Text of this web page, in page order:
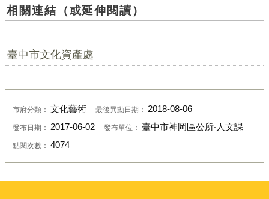
相關連結（或延伸閱讀）
臺中市文化資產處
市府分類： 文化藝術 最後異動日期： 2018-08-06
發布日期： 2017-06-02 發布單位： 臺中市神岡區公所‧人文課
點閱次數： 4074